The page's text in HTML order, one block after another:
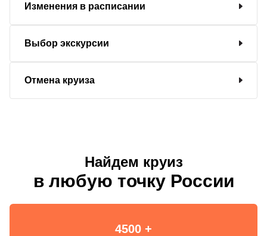
Изменения в расписании
Выбор экскурсии
Отмена круиза
Найдем круиз
в любую точку России
4500 +